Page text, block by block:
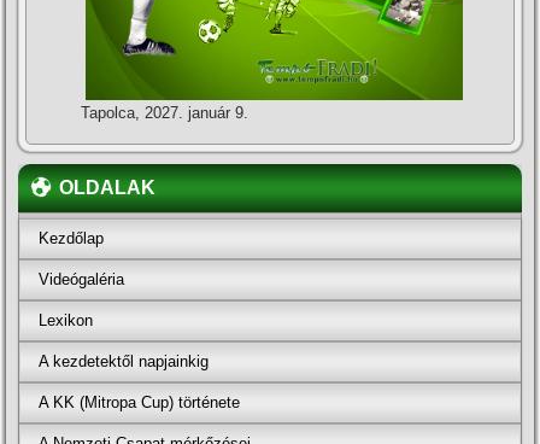
Tapolca, 2027. január 9.
OLDALAK
Kezdőlap
Videógaléria
Lexikon
A kezdetektől napjainkig
A KK (Mitropa Cup) története